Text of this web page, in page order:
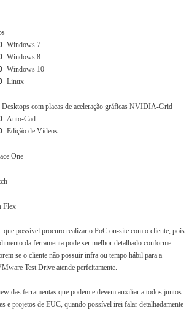
Windows 7
Windows 8
Windows 10
Linux
com placas de aceleração gráficas NVIDIA-Grid
Auto-Cad
Edição de Vídeos
One
Flex
que possível procuro realizar o PoC on-site com o cliente, pois
da ferramenta pode ser melhor detalhado conforme
se o cliente não possuir infra ou tempo hábil para a
Test Drive atende perfeitamente.
das ferramentas que podem e devem auxiliar a todos juntos
e projetos de EUC, quando possível irei falar detalhadamente